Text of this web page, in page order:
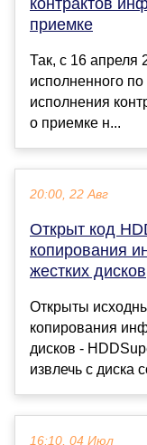
контрактов
приемке
Так, с 16 апреля
исполненного по
исполнения
о приемке н...
20:00, 22 Авг
Открыт код
копирования
жестких дисков
Открыты
копирования
дисков -
извлечь с диска
16:10, 04 Июл